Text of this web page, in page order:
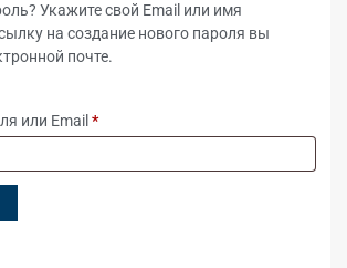
Укажите свой Email или имя
на создание нового пароля вы
почте.
или Email *